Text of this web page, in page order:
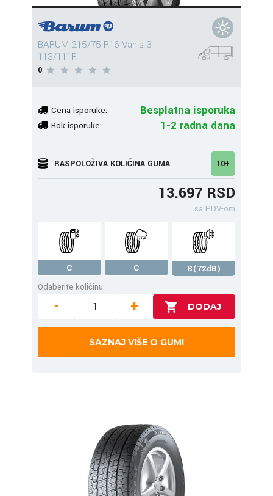
BARUM 215/75 R16 Vanis 3
113/111R
0
Cena isporuke: Besplatna isporuka
Rok isporuke: 1-2 radna dana
RASPOLOŽIVA KOLIČINA GUMA 10+
13.697 RSD
sa PDV-om
C C
B(72dB)
Odaberite količinu
- +
SAZNAJ VIŠE O GUMI